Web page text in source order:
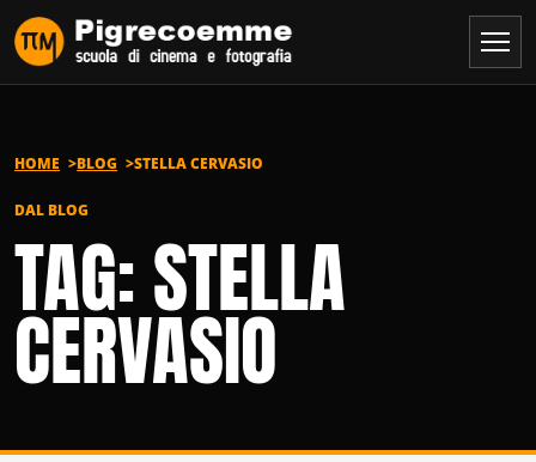
Vai al contenuto
HOME BLOG STELLA CERVASIO
DAL BLOG
TAG: STELLA
CERVASIO